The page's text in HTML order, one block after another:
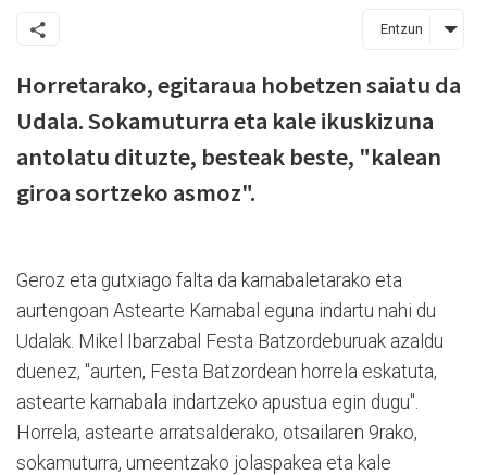
Entzun
Horretarako, egitaraua hobetzen saiatu da
Udala. Sokamuturra eta kale ikuskizuna
antolatu dituzte, besteak beste, "kalean
giroa sortzeko asmoz".
Geroz eta gutxiago falta da karnabaletarako eta
aurtengoan Astearte Karnabal eguna indartu nahi du
Udalak. Mikel Ibarzabal Festa Batzordeburuak azaldu
duenez, "aurten, Festa Batzordean horrela eskatuta,
astearte karnabala indartzeko apustua egin dugu".
Horrela, astearte arratsalderako, otsailaren 9rako,
sokamuturra, umeentzako jolaspakea eta kale